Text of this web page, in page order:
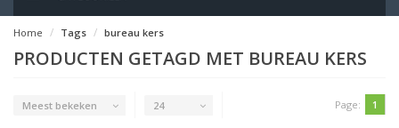
Home Tags bureau kers
PRODUCTEN GETAGD MET BUREAU KERS
Meest bekeken 24 Page: 1